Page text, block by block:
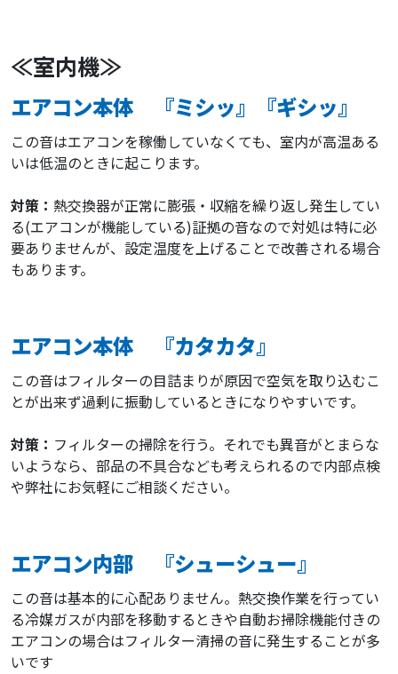
≪室内機≫
エアコン本体 『ミシッ』『ギシッ』
この音はエアコンを稼働していなくても、室内が高温ある
いは低温のときに起こります。
対策： 熱交換器が正常に膨張・収縮を繰り返し発生してい
る(エアコンが機能している)証拠の音なので対処は特に必
要ありませんが、設定温度を上げることで改善される場合
もあります。
エアコン本体 『カタカタ』
この音はフィルターの目詰まりが原因で空気を取り込むこ
とが出来ず過剰に振動しているときになりやすいです。
対策： フィルターの掃除を行う。それでも異音がとまらな
いようなら、部品の不具合なども考えられるので内部点検
や弊社にお気軽にご相談ください。
エアコン内部 『シューシュー』
この音は基本的に心配ありません。熱交換作業を行ってい
る冷媒ガスが内部を移動するときや自動お掃除機能付きの
エアコンの場合はフィルター清掃の音に発生することが多
いです